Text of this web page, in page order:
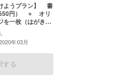
ようプラン】 書
円） ＋ オリ
を一枚（はがきサ
発とマーケット
ャレンジしては失
くリアルな事例が
の方の勇気の書と
ひご一読くださ
年03月
する